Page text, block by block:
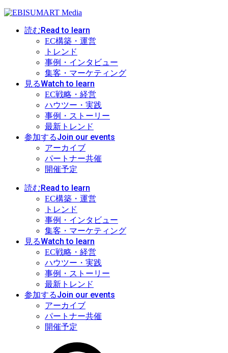
読むRead to learn
EC構築・運営
トレンド
事例・インタビュー
集客・マーケティング
見るWatch to learn
EC戦略・経営
ハウツー・実践
事例・ストーリー
最新トレンド
参加するJoin our events
アーカイブ
パートナー共催
開催予定
読むRead to learn
EC構築・運営
トレンド
事例・インタビュー
集客・マーケティング
見るWatch to learn
EC戦略・経営
ハウツー・実践
事例・ストーリー
最新トレンド
参加するJoin our events
アーカイブ
パートナー共催
開催予定